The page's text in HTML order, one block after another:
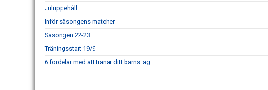
Juluppehåll
Inför säsongens matcher
Säsongen 22-23
Träningsstart 19/9
6 fördelar med att tränar ditt barns lag